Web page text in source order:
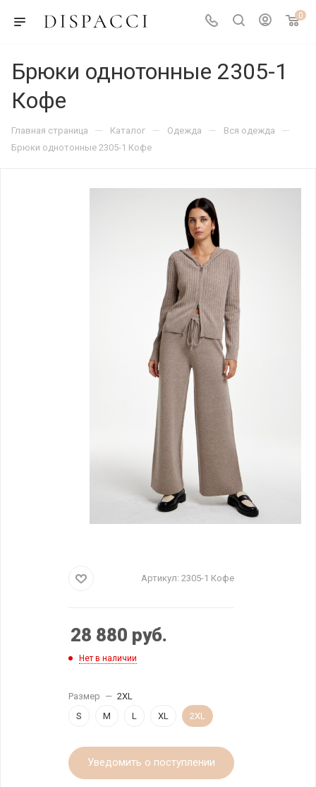
0
Брюки однотонные 2305-1
Кофе
Главная страница — Каталог — Одежда — Вся одежда —
Брюки однотонные 2305-1 Кофе
Артикул: 2305-1 Кофе
28 880 руб.
Нет в наличии
Размер — 2XL
S
M L XL 2XL
Уведомить о поступлении